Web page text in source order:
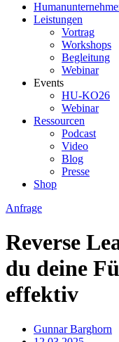
Leistungen
Vortrag
Workshops
Begleitung
Webinar
Events
HU-KO26
Webinar
Ressourcen
Podcast
Video
Blog
Presse
Shop
Anfrage
Reverse
du deine
effektiv
Gunnar Barghorn